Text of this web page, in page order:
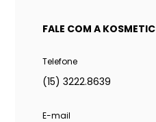
FALE COM A KOSMETIC
Telefone
(15) 3222.8639
E-mail